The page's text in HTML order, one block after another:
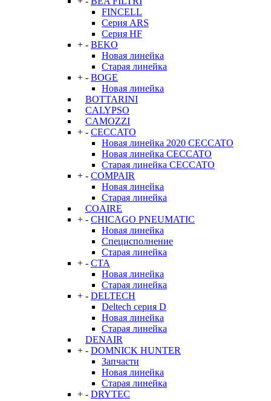
FINCELL
Серия ARS
Серия HF
+ - BEKO
Новая линейка
Старая линейка
+ - BOGE
Новая линейка
BOTTARINI
CALYPSO
CAMOZZI
+ - CECCATO
Новая линейка 2020 CECCATO
Новая линейка CECCATO
Старая линейка CECCATO
+ - COMPAIR
Новая линейка
Старая линейка
COAIRE
+ - CHICAGO PNEUMATIC
Новая линейка
Специсполнение
Старая линейка
+ - CTA
Новая линейка
Старая линейка
+ - DELTECH
Deltech серия D
Новая линейка
Старая линейка
DENAIR
+ - DOMNICK HUNTER
Запчасти
Новая линейка
Старая линейка
+ - DRYTEC